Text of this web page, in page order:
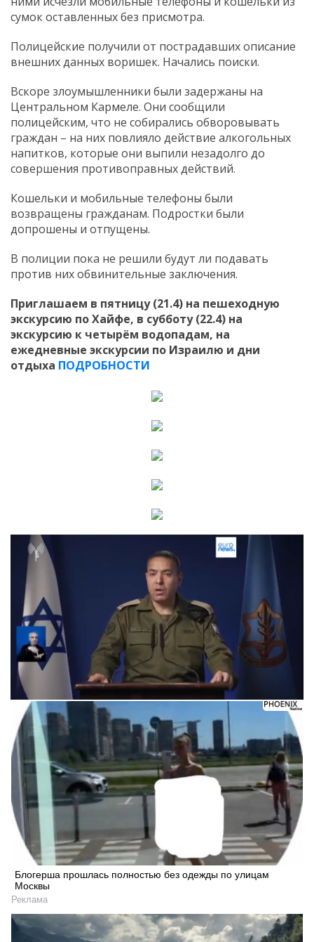
сумок оставленных без присмотра.
Полицейские получили от пострадавших описание
внешних данных воришек. Начались поиски.
Вскоре злоумышленники были задержаны на
Центральном Кармеле. Они сообщили
полицейским, что не собирались обворовывать
граждан – на них повлияло действие алкогольных
напитков, которые они выпили незадолго до
совершения противоправных действий.
Кошельки и мобильные телефоны были
возвращены гражданам. Подростки были
допрошены и отпущены.
В полиции пока не решили будут ли подавать
против них обвинительные заключения.
Приглашаем в пятницу (21.4) на пешеходную
экскурсию по Хайфе, в субботу (22.4) на
экскурсию к четырём водопадам, на
ежедневные экскурсии по Израилю и дни
отдыха ПОДРОБНОСТИ
Блогерша прошлась полностью без одежды по улицам
Москвы
Реклама